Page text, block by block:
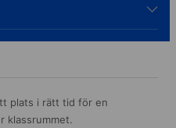
plats i rätt tid för en
klassrummet.